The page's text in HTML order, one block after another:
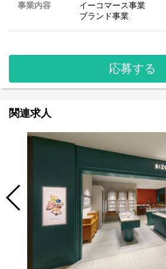
事業内容
イーコマース事業
ブランド事業
応募する
関連求人